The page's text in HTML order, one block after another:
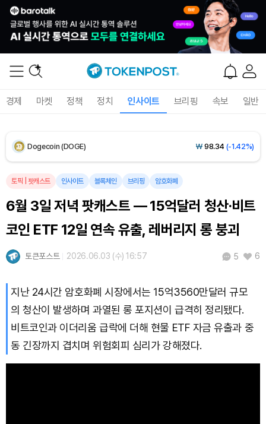
경제 마켓 정책 정치 인사이트 브리핑 속보 일반
XRP (XRP) ₩1,451(-3.12%)
Solana (SOL) ₩103,509(-2.09%)
Dogecoin (DOGE) ₩ 98.34 (-1.42%)
Bitcoin (BTC) ₩
토픽 팟캐스트 인사이트 블록체인 브리핑 암호화폐
6월 3일 저녁 팟캐스트 — 15억달러 청산·비트
코인 ETF 12일 연속 유출, 레버리지 롱 붕괴
토큰포스트 2026.06.03 (수) 16:57 5 6
지난 24시간 암호화폐 시장에서는 15억3560만달러 규모
의 청산이 발생하며 과열된 롱 포지션이 급격히 정리됐다.
비트코인과 이더리움 급락에 더해 현물 ETF 자금 유출과 중
동 긴장까지 겹치며 위험회피 심리가 강해졌다.